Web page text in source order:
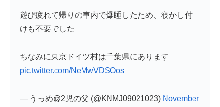
遊び疲れて帰りの車内で爆睡したため、寝かし付
けも不要でした
ちなみに東京ドイツ村は千葉県にあります
pic.twitter.com/NeMwVDSOos
— うっめ@2児の父 (@KNMJ09021023) November